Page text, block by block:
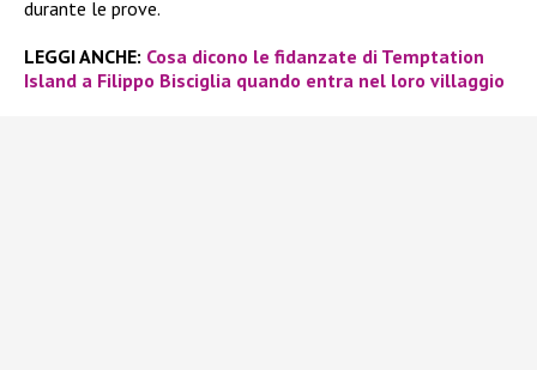
durante le prove.
LEGGI ANCHE: Cosa dicono le fidanzate di Temptation
Island a Filippo Bisciglia quando entra nel loro villaggio